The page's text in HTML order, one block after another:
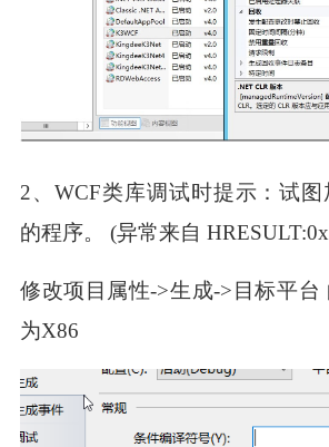
2、WCF类库调试时提示：试
的程序。 (异常来自
修改项目属性->生成->目标平台
为X86